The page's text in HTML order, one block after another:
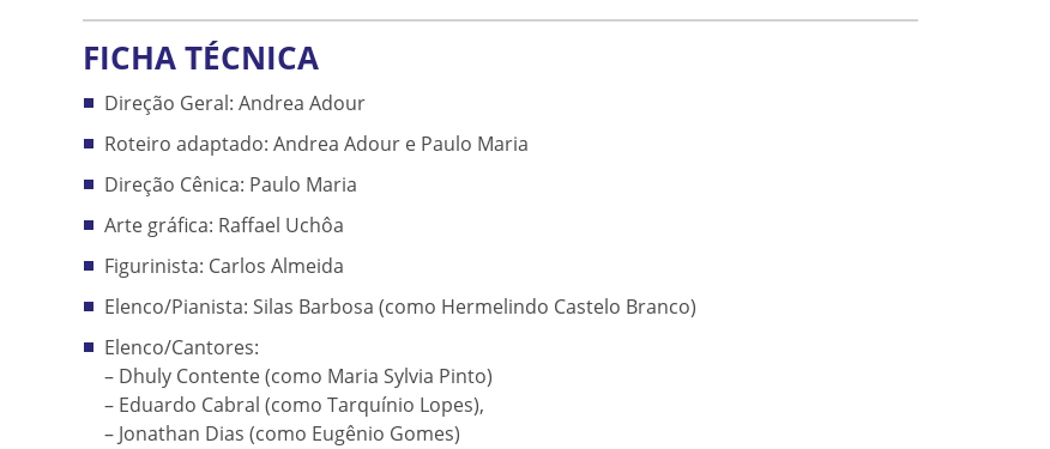
FICHA TÉCNICA
Direção Geral: Andrea Adour
Roteiro adaptado: Andrea Adour e Paulo Maria
Direção Cênica: Paulo Maria
Arte gráfica: Raffael Uchôa
Figurinista: Carlos Almeida
Elenco/Pianista: Silas Barbosa (como Hermelindo Castelo Branco)
Elenco/Cantores:
– Dhuly Contente (como Maria Sylvia Pinto)
– Eduardo Cabral (como Tarquínio Lopes),
– Jonathan Dias (como Eugênio Gomes)